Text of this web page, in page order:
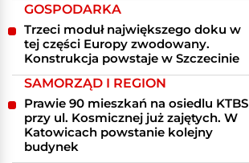
GOSPODARKA
Trzeci moduł największego doku w
tej części Europy zwodowany.
Konstrukcja powstaje w Szczecinie
SAMORZĄD I REGION
Prawie 90 mieszkań na osiedlu KTBS
przy ul. Kosmicznej już zajętych. W
Katowicach powstanie kolejny
budynek